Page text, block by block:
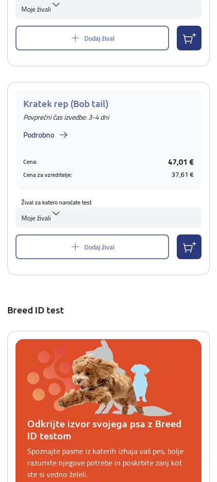
Moje živali
Dodaj žival
Kratek rep (Bob tail)
Povprečni čas izvedbe: 3-4 dni
Podrobno
Cena: 47,01 €
Cena za vzreditelje: 37,61 €
Žival za katero naročate test
Moje živali
Dodaj žival
Breed ID test
Odkrijte izvor svojega psa z Breed
ID testom
Spoznajte pasme iz katerih izhaja vaš pes, bolje
razumite njegove potrebe in poskrbite zanj kot
ste si vedno želeli.